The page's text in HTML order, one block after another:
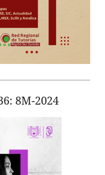
8M-2024